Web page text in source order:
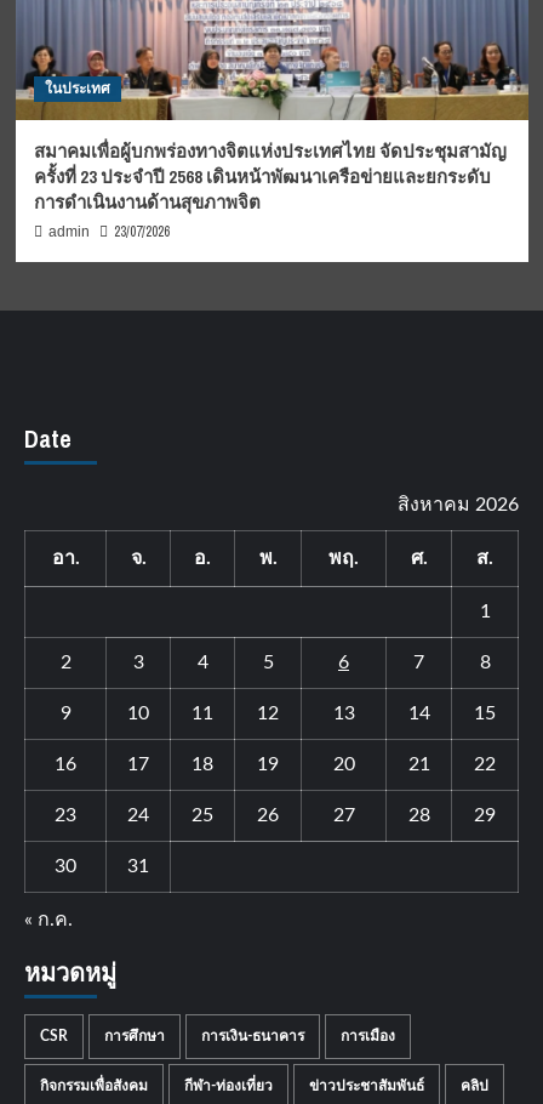
ในประเทศ
สมาคมเพื่อผู้บกพร่องทางจิตแห่งประเทศไทย จัดประชุมสามัญ
ครั้งที่ 23 ประจำปี 2568 เดินหน้าพัฒนาเครือข่ายและยกระดับ
การดำเนินงานด้านสุขภาพจิต
admin 23/07/2026
Date
สิงหาคม 2026
อา. จ. อ. พ. พฤ. ศ. ส.
1
2 3 4 5 6 7 8
9 10 11 12 13 14 15
16 17 18 19 20 21 22
23 24 25 26 27 28 29
30 31
« ก.ค.
หมวดหมู่
CSR การศึกษา การเงิน-ธนาคาร การเมือง
กิจกรรมเพื่อสังคม กีฬา-ท่องเที่ยว ข่าวประชาสัมพันธ์ คลิป